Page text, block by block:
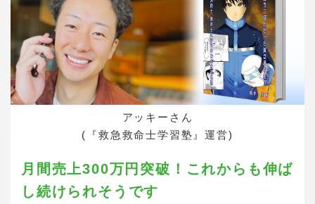
アッキーさん
(『救急救命士学習塾』運営)
月間売上300万円突破！ これからも伸ば
し続けられそうです